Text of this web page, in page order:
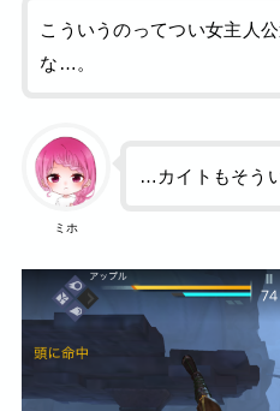
こういうのってつい女主人
な…。
ミホ
…カイトもそう